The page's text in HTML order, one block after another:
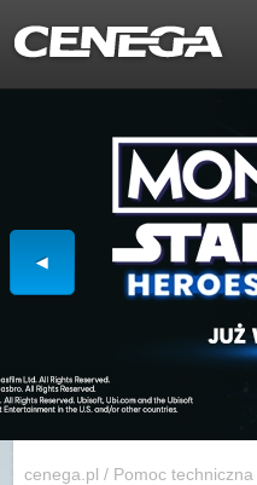
cenega.pl / Pomoc techniczna